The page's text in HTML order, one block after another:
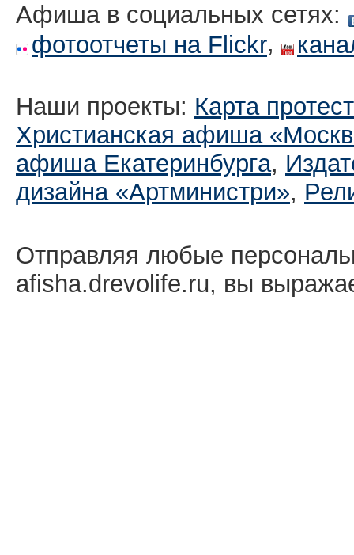
Афиша в социальных сетях:
фотоотчеты на Flickr,
Наши проекты: Карта
Христианская афиша
афиша Екатеринбургa,
дизайна «Артминистри»,
Отправляя любые
afisha.drevolife.ru, вы